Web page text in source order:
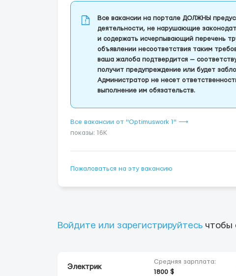
Все вакансии на портале ДОЛЖНЫ
деятельности, не нарушающие
и содержать исчерпывающий перечень
объявлении несоответствия таким
ваша жалоба подтвердится —
получит предупреждение или будет
Администратор не несет
выполнение им обязательств.
Все вакансии от "Optimuswork 1" ⟶
показы: 16K
Пожаловаться на эту вакансию
Войдите или зарегистрируйтесь чтобы
Электрик
Средняя зарплата:
1800 $